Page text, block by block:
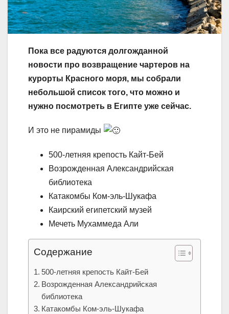
Пока все радуются долгожданной
новости про возвращение чартеров на
курорты Красного моря, мы собрали
небольшой список того, что можно и
нужно посмотреть в Египте уже сейчас.
И это не пирамиды
500-летняя крепость Кайт-Бей
Возрожденная Александрийская
библиотека
Катакомбы Ком-эль-Шукафа
Каирский египетский музей
Мечеть Мухаммеда Али
Содержание
500-летняя крепость Кайт-Бей
Возрожденная Александрийская
библиотека
Катакомбы Ком-эль-Шукафа